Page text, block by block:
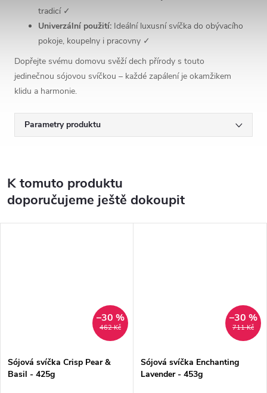
tradicí ✓
Univerzální použití: Ideální luxusní svíčka do obývacího
pokoje, koupelny i pracovny ✓
Dopřejte svému domovu svěží dech přírody s touto
jedinečnou sójovou svíčkou – každé zapálení je okamžikem
klidu a harmonie.
Parametry produktu
K tomuto produktu
doporučujeme ještě dokoupit
462 Kč
–30 %
Sójová svíčka Crisp Pear &
Basil - 425g
711 Kč
–30 %
Sójová svíčka Enchanting
Lavender - 453g